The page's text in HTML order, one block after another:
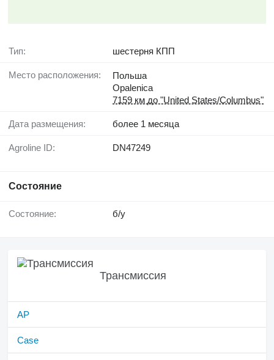
Тип: шестерня КПП
Место расположения:
Польша
Opalenica
7159 км до "United States/Columbus"
Дата размещения: более 1 месяца
Agroline ID: DN47249
Состояние
Состояние: б/у
Трансмиссия
AP
Case